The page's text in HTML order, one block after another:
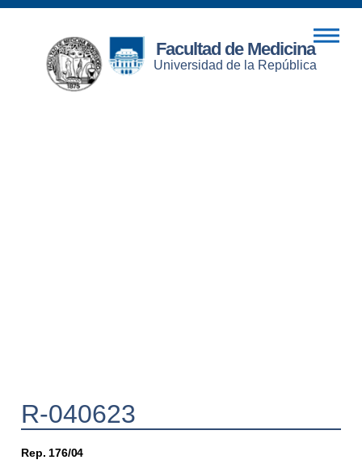
Facultad de Medicina
Universidad de la República
R-040623
Rep. 176/04